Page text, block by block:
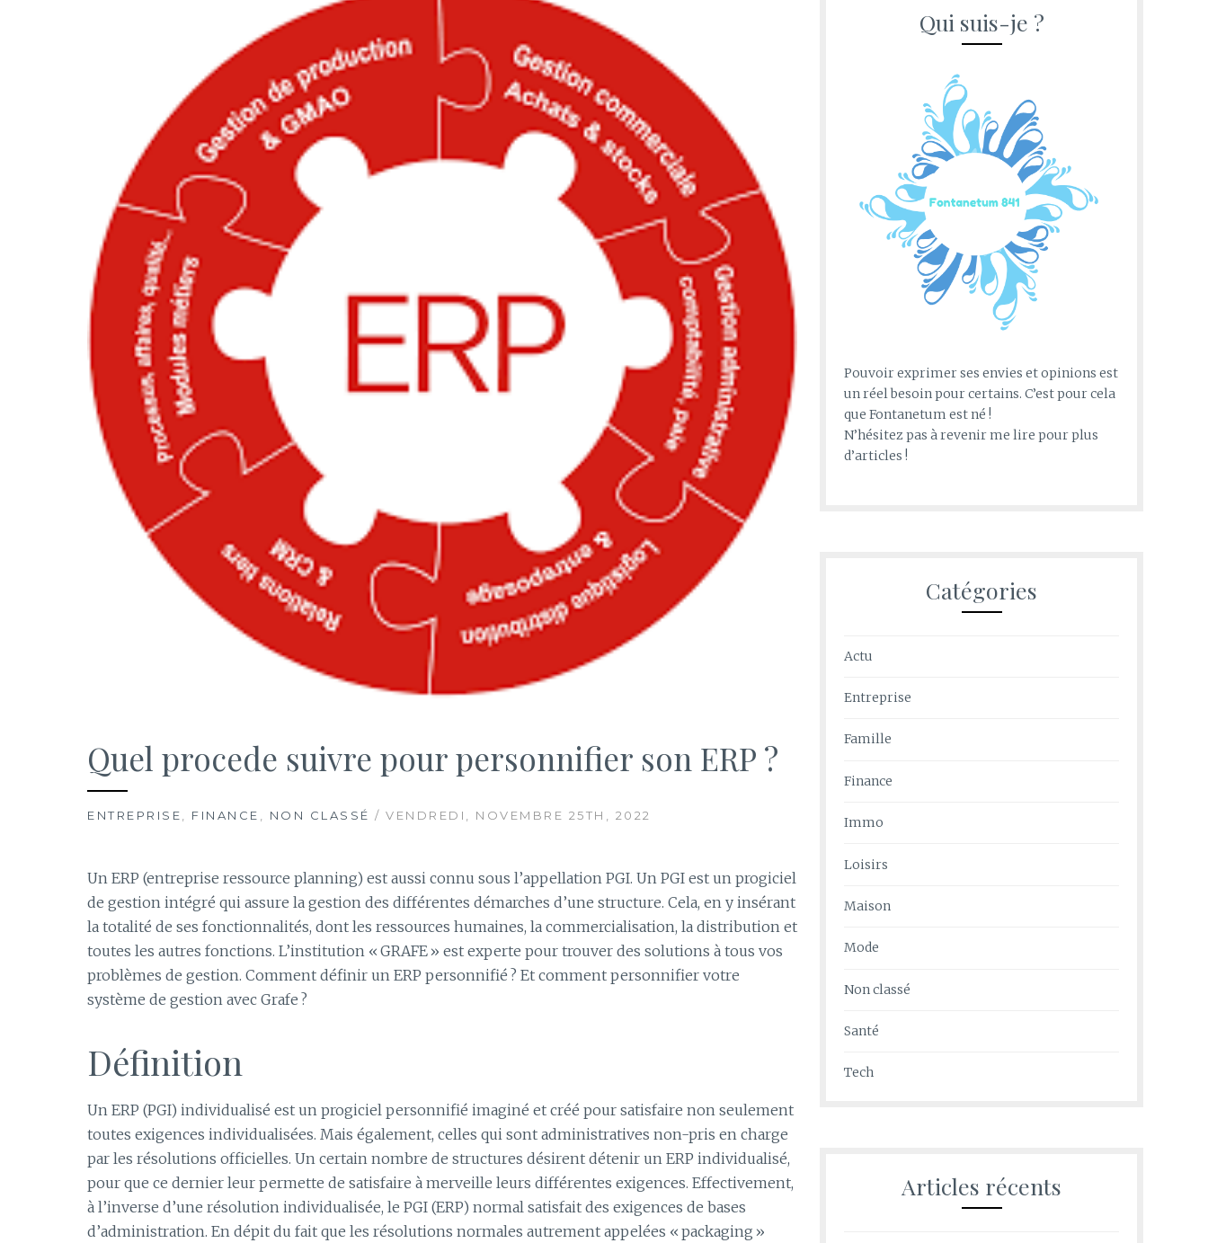
Quel procede suivre pour personnifier son ERP ?
ENTREPRISE FINANCE NON CLASSÉ / VENDREDI, NOVEMBRE 25TH, 2022
Un ERP (entreprise ressource planning) est aussi connu sous l’appellation PGI. Un PGI est un progiciel
de gestion intégré qui assure la gestion des différentes démarches d’une structure. Cela, en y insérant
la totalité de ses fonctionnalités, dont les ressources humaines, la commercialisation, la distribution et
toutes les autres fonctions. L’institution « GRAFE » est experte pour trouver des solutions à tous vos
problèmes de gestion. Comment définir un ERP personnifié ? Et comment personnifier votre
système de gestion avec Grafe ?
Définition
Un ERP (PGI) individualisé est un progiciel personnifié imaginé et créé pour satisfaire non seulement
toutes exigences individualisées. Mais également, celles qui sont administratives non-pris en charge
par les résolutions officielles. Un certain nombre de structures désirent détenir un ERP individualisé,
pour que ce dernier leur permette de satisfaire à merveille leurs différentes exigences. Effectivement,
à l’inverse d’une résolution individualisée, le PGI (ERP) normal satisfait des exigences de bases
d’administration. En dépit du fait que les résolutions normales autrement appelées « packaging »
Qui suis-je ?
Pouvoir exprimer ses envies et opinions est
un réel besoin pour certains. C’est pour cela
que Fontanetum est né !
N’hésitez pas à revenir me lire pour plus
d’articles !
Catégories
Actu
Entreprise
Famille
Finance
Immo
Loisirs
Maison
Mode
Non classé
Santé
Tech
Articles récents